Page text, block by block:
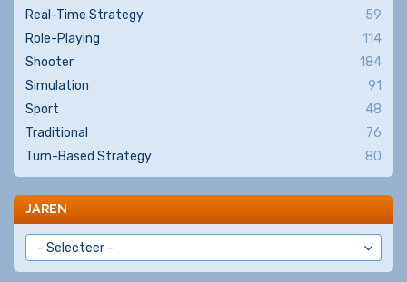
Real-Time Strategy
59
Role-Playing
114
Shooter
184
Simulation
91
Sport
48
Traditional
76
Turn-Based Strategy
80
JAREN